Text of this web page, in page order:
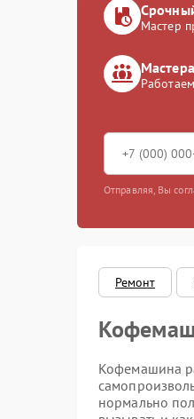
Мастер
Отправляя, Вы
Ремонт
Кофемашина
нормально